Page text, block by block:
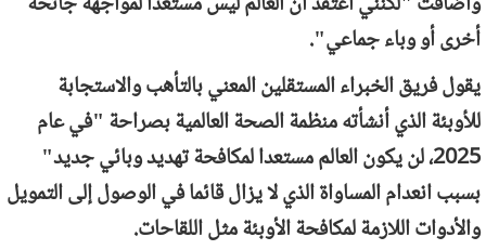
أخرى أو وباء جماعي".
يقول فريق الخبراء المستقلين المعني بالتأهب والاستجابة
للأوبئة الذي أنشأته منظمة الصحة العالمية بصراحة "في عام
2025، لن يكون العالم مستعدا لمكافحة تهديد وبائي جديد"
بسبب انعدام المساواة الذي لا يزال قائما في الوصول إلى التمويل
والأدوات اللازمة لمكافحة الأوبئة مثل اللقاحات.